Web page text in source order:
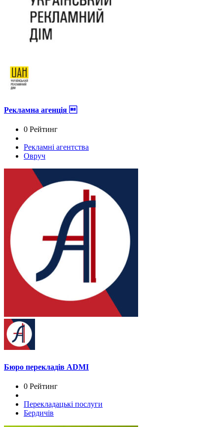
Рекламна агенція 
0 Рейтинг
Рекламні агентства
Овруч
Бюро перекладів ADMI
0 Рейтинг
Перекладацькі послуги
Бердичів